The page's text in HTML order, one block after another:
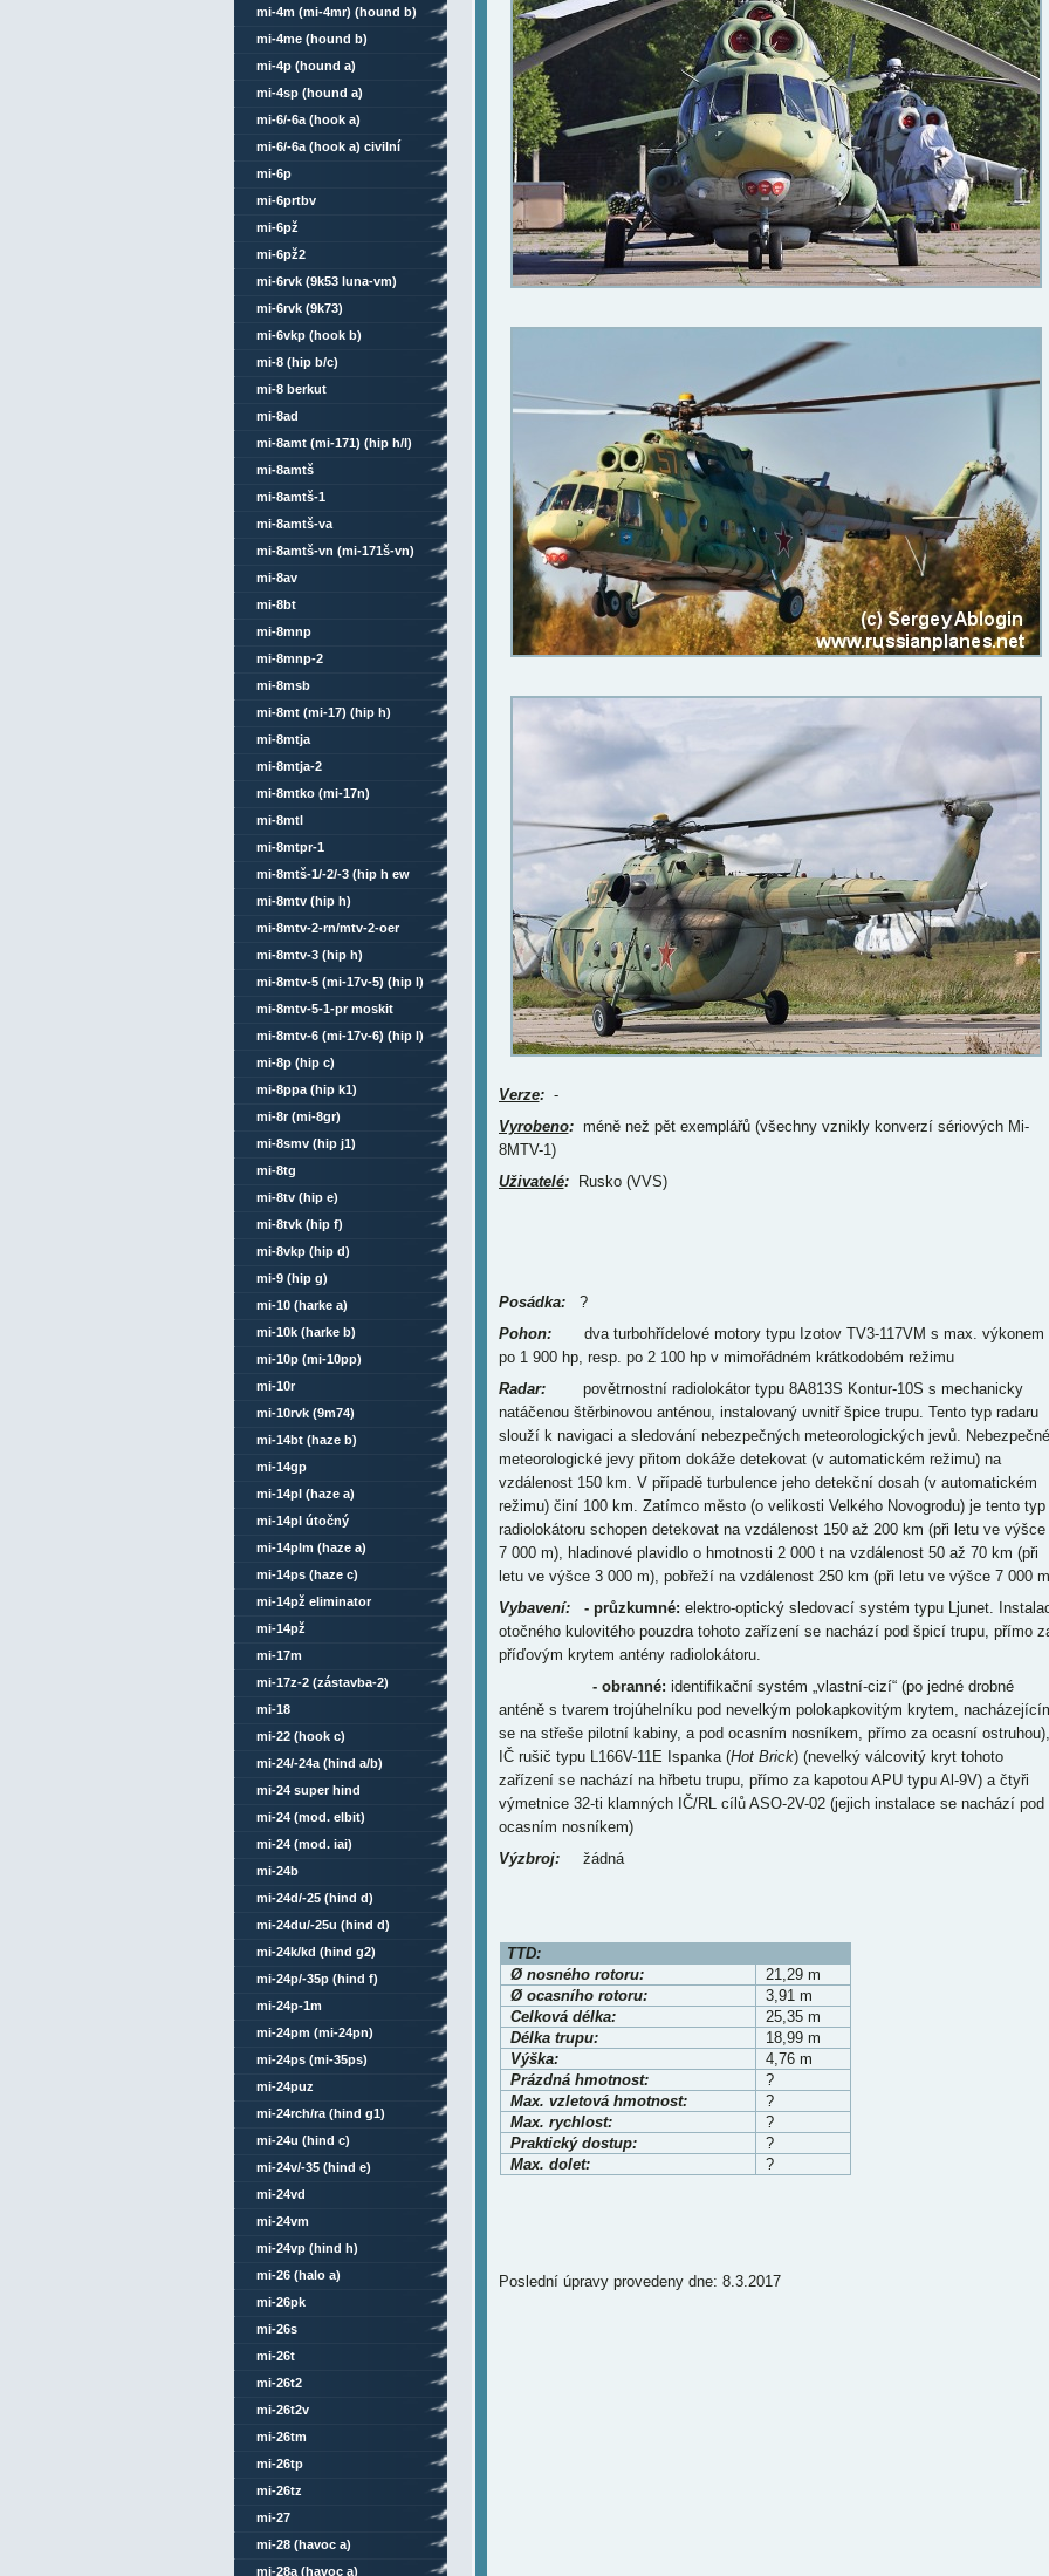
Verze:-
Vyrobeno:méně než pět exemplářů (všechny vznikly konverzí sériových Mi-
8MTV-1)
Uživatelé:Rusko (VVS)
Posádka:?
Pohon:dva turbohřídelové motory typu Izotov TV3-117VM s max. výkonem
po 1 900 hp, resp. po 2 100 hp v mimořádném krátkodobém režimu
Radar:povětrnostní radiolokátor typu 8A813S Kontur-10S s mechanicky
natáčenou štěrbinovou anténou, instalovaný uvnitř špice trupu. Tento typ radaru
slouží k navigaci a sledování nebezpečných meteorologických jevů. Nebezpečné
meteorologické jevy přitom dokáže detekovat (v automatickém režimu) na
vzdálenost 150 km. V případě turbulence jeho detekční dosah (v automatickém
režimu) činí 100 km. Zatímco město (o velikosti Velkého Novogrodu) je tento typ
radiolokátoru schopen detekovat na vzdálenost 150 až 200 km (při letu ve výšce
7 000 m), hladinové plavidlo o hmotnosti 2 000 t na vzdálenost 50 až 70 km (při
letu ve výšce 3 000 m), pobřeží na vzdálenost 250 km (při letu ve výšce 7 000
Vybavení:
- průzkumné: elektro-optický sledovací systém typu Ljunet.
otočného kulovitého pouzdra tohoto zařízení se nachází pod špicí trupu, přímo
příďovým krytem antény radiolokátoru.
- obranné: identifikační systém „vlastní-cizí“ (po jedné drobné
anténě s tvarem trojúhelníku pod nevelkým polokapkovitým krytem,
se na střeše pilotní kabiny, a pod ocasním nosníkem, přímo za ocasní ostruhou),
IČ rušič typu L166V-11E Ispanka (Hot Brick) (nevelký válcovitý kryt tohoto
zařízení se nachází na hřbetu trupu, přímo za kapotou APU typu Al-9V) a čtyři
výmetnice 32-ti klamných IČ/RL cílů ASO-2V-02 (jejich instalace se nachází pod
ocasním nosníkem)
Výzbroj:žádná
TTD:
Ø nosného rotoru:
21,29 m
Ø ocasního rotoru:
3,91 m
Celková délka:
25,35 m
Délka trupu:
18,99 m
Výška:
4,76 m
Prázdná hmotnost:
?
Max. vzletová hmotnost:
?
Max. rychlost:
?
Praktický dostup:
?
Max. dolet:
?
Poslední úpravy provedeny dne: 8.3.2017
mi-4m (mi-4mr) (hound b)
mi-4me (hound b)
mi-4p (hound a)
mi-4sp (hound a)
mi-6/-6a (hook a)
mi-6/-6a (hook a) civilní
mi-6p
mi-6prtbv
mi-6pž
mi-6pž2
mi-6rvk (9k53 luna-vm)
mi-6rvk (9k73)
mi-6vkp (hook b)
mi-8 (hip b/c)
mi-8 berkut
mi-8ad
mi-8amt (mi-171) (hip h/l)
mi-8amtš
mi-8amtš-1
mi-8amtš-va
mi-8amtš-vn (mi-171š-vn)
mi-8av
mi-8bt
mi-8mnp
mi-8mnp-2
mi-8msb
mi-8mt (mi-17) (hip h)
mi-8mtja
mi-8mtja-2
mi-8mtko (mi-17n)
mi-8mtl
mi-8mtpr-1
mi-8mtš-1/-2/-3 (hip h ew
4/6)
mi-8mtv (hip h)
mi-8mtv-2-rn/mtv-2-oer
mi-8mtv-3 (hip h)
mi-8mtv-5 (mi-17v-5) (hip l)
mi-8mtv-5-1-pr moskit
mi-8mtv-6 (mi-17v-6) (hip l)
mi-8p (hip c)
mi-8ppa (hip k1)
mi-8r (mi-8gr)
mi-8smv (hip j1)
mi-8tg
mi-8tv (hip e)
mi-8tvk (hip f)
mi-8vkp (hip d)
mi-9 (hip g)
mi-10 (harke a)
mi-10k (harke b)
mi-10p (mi-10pp)
mi-10r
mi-10rvk (9m74)
mi-14bt (haze b)
mi-14gp
mi-14pl (haze a)
mi-14pl útočný
mi-14plm (haze a)
mi-14ps (haze c)
mi-14pž eliminator
mi-14pž
mi-17m
mi-17z-2 (zástavba-2)
mi-18
mi-22 (hook c)
mi-24/-24a (hind a/b)
mi-24 super hind
mi-24 (mod. elbit)
mi-24 (mod. iai)
mi-24b
mi-24d/-25 (hind d)
mi-24du/-25u (hind d)
mi-24k/kd (hind g2)
mi-24p/-35p (hind f)
mi-24p-1m
mi-24pm (mi-24pn)
mi-24ps (mi-35ps)
mi-24puz
mi-24rch/ra (hind g1)
mi-24u (hind c)
mi-24v/-35 (hind e)
mi-24vd
mi-24vm
mi-24vp (hind h)
mi-26 (halo a)
mi-26pk
mi-26s
mi-26t
mi-26t2
mi-26t2v
mi-26tm
mi-26tp
mi-26tz
mi-27
mi-28 (havoc a)
mi-28a (havoc a)